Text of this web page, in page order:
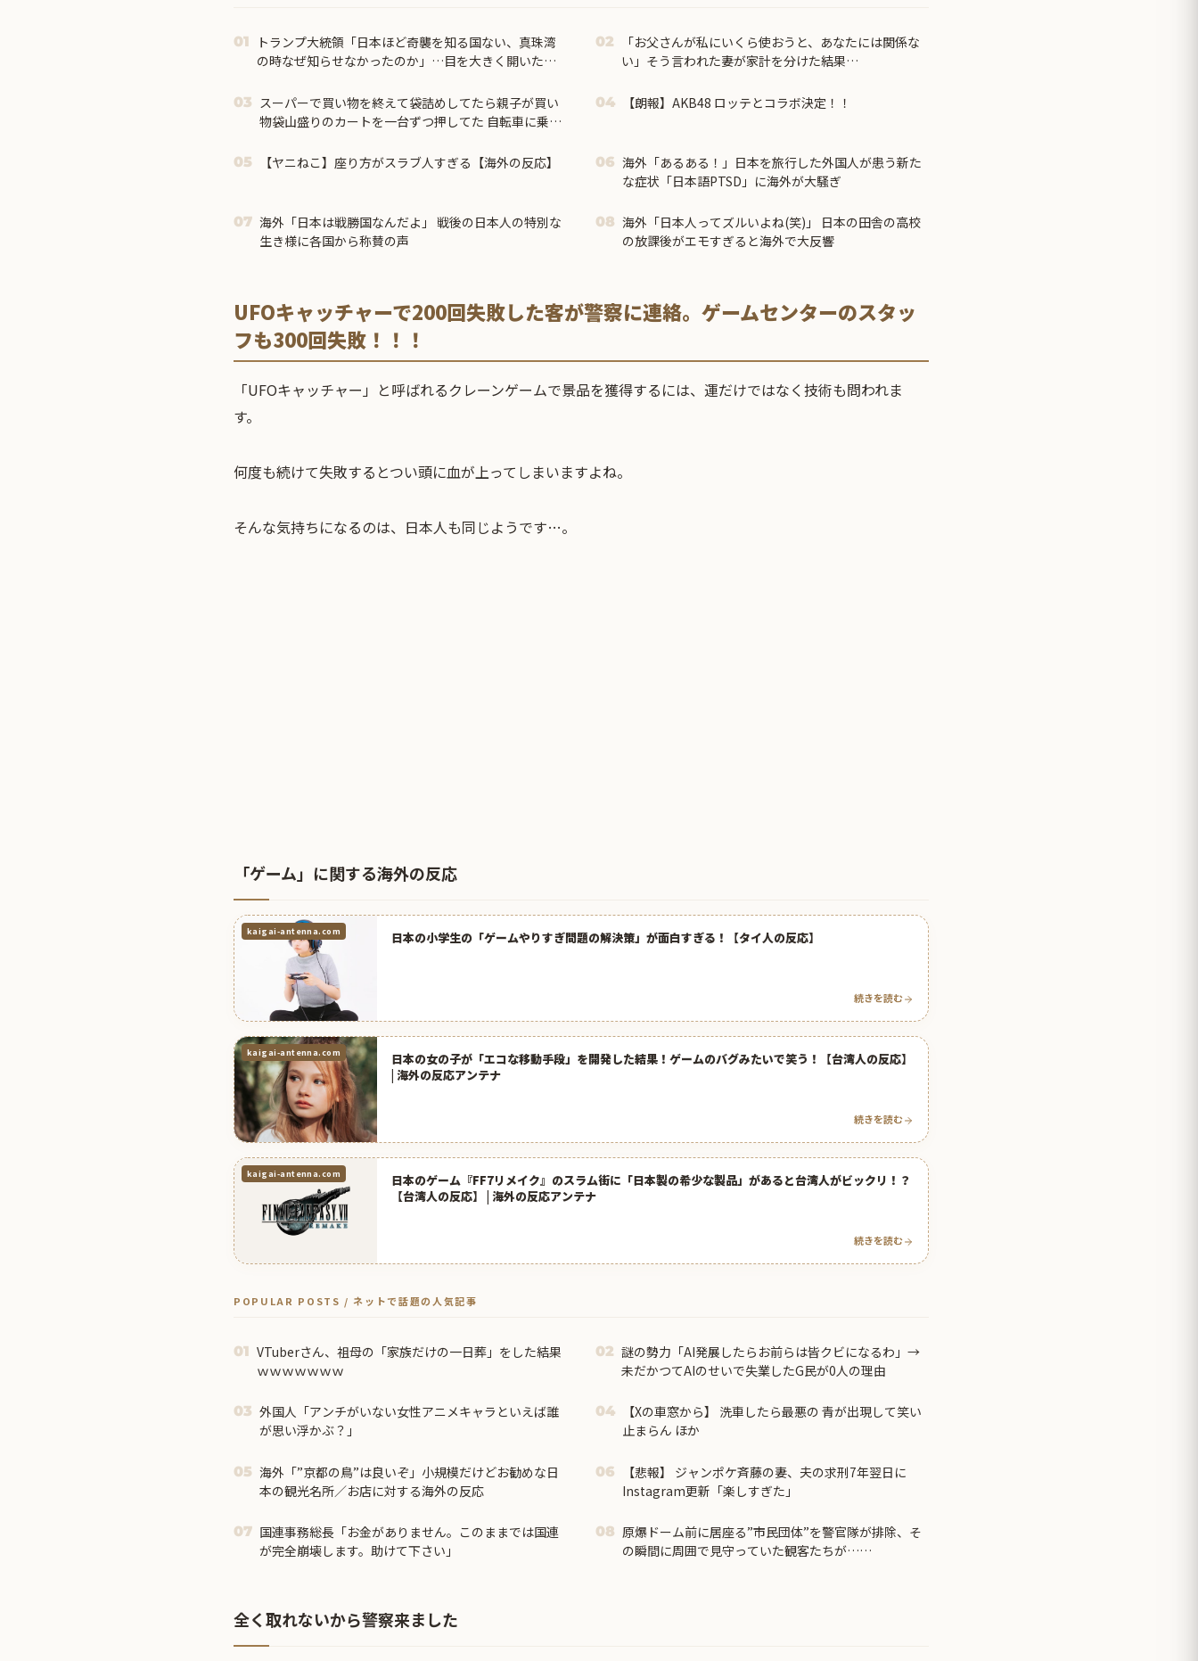
01
トランプ大統領「日本ほど奇襲を知る国ない、真珠湾
の時なぜ知らせなかったのか」…目を大きく開いた高
02
「お父さんが私にいくら使おうと、あなたには関係な
い」そう言われた妻が家計を分けた結果…
03
スーパーで買い物を終えて袋詰めしてたら親子が買い
物袋山盛りのカートを一台ずつ押してた 自転車に乗せ
いたら…
04 【朗報】AKB48 ロッテとコラボ決定！！
05 【ヤニねこ】座り方がスラブ人すぎる【海外の反応】 06 海外「あるある！」日本を旅行した外国人が患う新た
な症状「日本語PTSD」に海外が大騒ぎ
07 海外「日本は戦勝国なんだよ」 戦後の日本人の特別な
生き様に各国から称賛の声
08 海外「日本人ってズルいよね(笑)」 日本の田舎の高校
の放課後がエモすぎると海外で大反響
UFOキャッチャーで200回失敗した客が警察に連絡。ゲームセンターのスタッ
フも300回失敗！！！
「UFOキャッチャー」と呼ばれるクレーンゲームで景品を獲得するには、運だけではなく技術も問われま
す。
何度も続けて失敗するとつい頭に血が上ってしまいますよね。
そんな気持ちになるのは、日本人も同じようです…。
「ゲーム」に関する海外の反応
kaigai-antenna.com 日本の小学生の「ゲームやりすぎ問題の解決策」が面白すぎる！【タイ人の反応】
続きを読む
kaigai-antenna.com
日本の女の子が「エコな移動手段」を開発した結果！ゲームのバグみたいで笑う！【台湾人の反応】
| 海外の反応アンテナ
続きを読む
kaigai-antenna.com
日本のゲーム『FF7リメイク』のスラム街に「日本製の希少な製品」があると台湾人がビックリ！？
【台湾人の反応】 | 海外の反応アンテナ
続きを読む
POPULAR POSTS / ネットで話題の人気記事
01 VTuberさん、祖母の「家族だけの一日葬」をした結果
ｗｗｗｗｗｗｗ
02 謎の勢力「AI発展したらお前らは皆クビになるわ」→
未だかつてAIのせいで失業したG民が0人の理由
03 外国人「アンチがいない女性アニメキャラといえば誰
が思い浮かぶ？」
04
【Xの車窓から】 洗車したら最悪の 青が出現して笑い
止まらん ほか
05 海外「”京都の鳥”は良いぞ」小規模だけどお勧めな日
本の観光名所／お店に対する海外の反応
06
【悲報】 ジャンポケ斉藤の妻、夫の求刑7年翌日に
Instagram更新「楽しすぎた」
07 国連事務総長「お金がありません。このままでは国連
が完全崩壊します。助けて下さい」
08 原爆ドーム前に居座る”市民団体”を警官隊が排除、そ
の瞬間に周囲で見守っていた観客たちが……
全く取れないから警察来ました